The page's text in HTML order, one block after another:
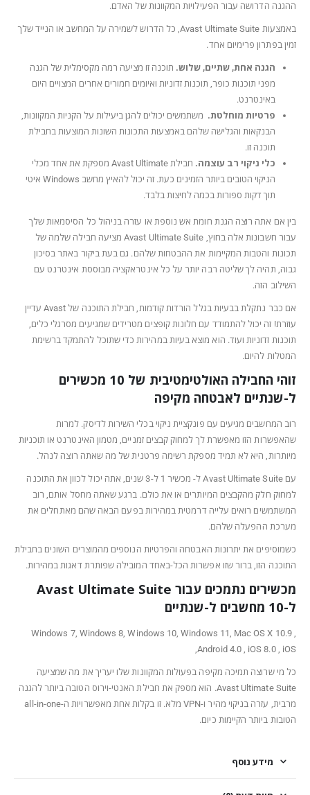
ההגנה הדרושה עבור הפעילויות המקוונות של האדם.
באמצעות Avast Ultimate Suite, כל הדרוש לשמירה על המחשב או הנייד שלך
זמין בפתרון פרימיום אחד.
הגנה אחת, שתיים, שלוש. תוכנה זו מציעה רמה מקסימלית של הגנה
מפני תוכנות כופר, תוכנות זדוניות ואיומים חמורים אחרים המצויים היום
באינטרנט.
פרטיות מוחלטת. משתמשים יכולים להגן ביעילות על הקניות המקוונות,
הבנקאות והגלישה שלהם באמצעות התכונות השונות המוצעות בחבילת
תוכנה זו.
כלי ניקוי רב עוצמה.
חבילת Avast Ultimate מספקת את אחד מכלי
הניקוי הטובים ביותר הזמינים כעת. זה יכול להאיץ מחשב Windows איטי
תוך דקות ספורות בכמה לחיצות בלבד.
בין אם אתה רוצה הגנת חומת אש נוספת או עזרה בניהול כל הסיסמאות שלך
עבור חשבונות אלה בחוץ, Avast Ultimate Suite מציעה חבילה שלמה של
תכונות והטבות המקיימות את ההבטחות שלהם. גם בעת ביקור באתר בסיכון
גבוה, תהיה לך שליטה רבה יותר על כל אינטראקציה מבוססת אינטרנט עם
השילוב הזה.
אם כבר נתקלת בבעיות בגלל הורדות קודמות, חבילת התוכנה של Avast עדיין
עוזרת! זה יכול להתמודד עם חלונות קופצים מטרידים שמגיעים מסרגלי כלים,
תוכנות זדוניות ועוד. הוא מוצא בעיות במהירות כדי שתוכל להתמקד ברשימת
המטלות להיום.
זוהי החבילה האולטימטיבית של 10 מכשירים
ל-שנתיים לאבטחה מקיפה
רוב המחשבים מגיעים עם פונקציית ניקוי בכלי השירות לדיסק. למרות
שהאפשרות הזו מאפשרת לך למחוק קבצים זמניים, מטמון האינטרנט או תוכניות
מיותרות, היא לא תמיד מספקת רשימה פרטנית של מה שאתה רוצה לנהל.
עם Avast Ultimate Suite ל- מכשיר 1 ל-3 שנים, אתה יכול לכוון את התוכנה
למחוק חלק מהקבצים המיותרים או את כולם. ברגע שאתה מחסל אותם, רוב
המשתמשים רואים עלייה דרמטית במהירות בפעם הבאה שהם מאתחלים את
מערכת ההפעלה שלהם.
כשמוסיפים את יתרונות האבטחה והפרטיות הנוספים מהמוצרים השונים בחבילת
התוכנה הזו, ברור שזו אפשרות הכל-באחד המובילה שפותרת דאגות במהירות.
מכשירים נתמכים עבור Avast Ultimate Suite
ל-10 מחשבים ל-שנתיים
Windows 7, Windows 8, Windows 10, Windows 11, Mac OS X 10.9 ,
Android 4.0 , iOS 8.0 , iOS,
כל מי שרוצה תמיכה מקיפה בפעולות המקוונות שלו יעריך את מה שמציעה
Avast Ultimate Suite. הוא מספק את חבילת האנטי-וירוס הטובה ביותר להגנה
מרבית, עזרה בניקוי מהיר ו-VPN מלא. זו בקלות אחת מאפשרויות ה-all-in-one
הטובות ביותר הקיימות כיום.
מידע נוסף